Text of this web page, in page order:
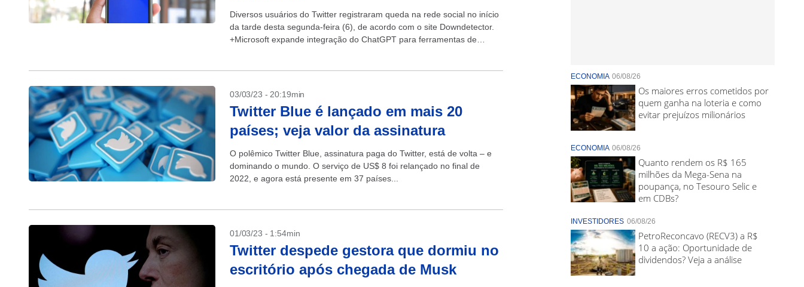
Diversos usuários do Twitter registraram queda na rede social no início
da tarde desta segunda-feira (6), de acordo com o site Downdetector.
+Microsoft expande integração do ChatGPT para ferramentas de
03/03/23 - 20:19min
Twitter Blue é lançado em mais 20
países; veja valor da assinatura
O polêmico Twitter Blue, assinatura paga do Twitter, está de volta – e
dominando o mundo. O serviço de US$ 8 foi relançado no final de
2022, e agora está presente em 37 países...
01/03/23 - 1:54min
Twitter despede gestora que dormiu no
escritório após chegada de Musk
ECONOMIA 06/08/26
Os maiores erros cometidos por
quem ganha na loteria e como
evitar prejuízos milionários
ECONOMIA 06/08/26
Quanto rendem os R$ 165
milhões da Mega-Sena na
poupança, no Tesouro Selic e
em CDBs?
INVESTIDORES 06/08/26
PetroReconcavo (RECV3) a R$
10 a ação: Oportunidade de
dividendos? Veja a análise